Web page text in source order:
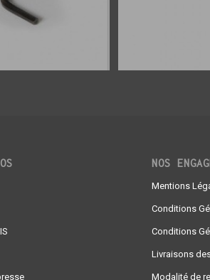
NOS
Mentions
Conditions
Conditions
Livraisons
Modalité de